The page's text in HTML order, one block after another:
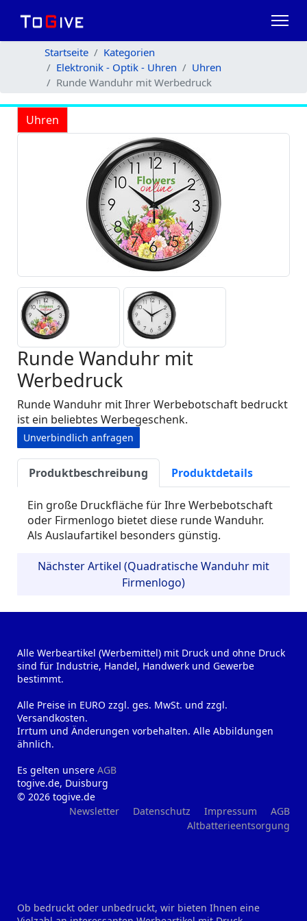
Startseite
Kategorien
Elektronik - Optik - Uhren
Uhren
Runde Wanduhr mit Werbedruck
Uhren
Runde Wanduhr mit
Werbedruck
Runde Wanduhr mit Ihrer Werbebotschaft bedruckt
ist ein beliebtes Werbegeschenk.
Unverbindlich anfragen
Produktbeschreibung Produktdetails
Ein große Druckfläche für Ihre Werbebotschaft
oder Firmenlogo bietet diese runde Wanduhr.
Als Auslaufartikel besonders günstig.
Nächster Artikel (Quadratische Wanduhr mit
Firmenlogo)
Alle Werbeartikel (Werbemittel) mit Druck und ohne Druck
sind für Industrie, Handel, Handwerk und Gewerbe
bestimmt.
Alle Preise in EURO zzgl. ges. MwSt. und zzgl.
Versandkosten.
Irrtum und Änderungen vorbehalten. Alle Abbildungen
ähnlich.
Es gelten unsere AGB
togive.de, Duisburg
© 2026 togive.de
Newsletter
Datenschutz Impressum
AGB
Altbatterieentsorgung
Ob bedruckt oder unbedruckt, wir bieten Ihnen eine